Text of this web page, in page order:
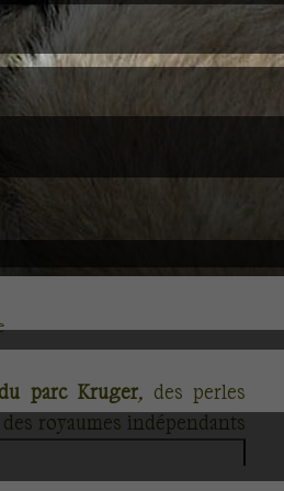
parc Kruger, des perles
royaumes indépendants